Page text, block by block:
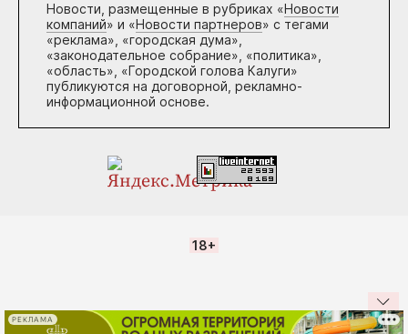
Новости, размещенные в рубриках «Новости
компаний» и «Новости партнеров» с тегами
«реклама», «городская дума»,
«законодательное собрание», «политика»,
«область», «Городской голова Калуги»
публикуются на договорной, рекламно-
информационной основе.
18+
РЕКЛАМА